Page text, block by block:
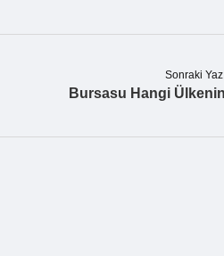
Sonraki
Bursasu Hangi